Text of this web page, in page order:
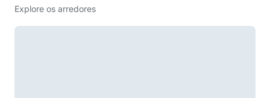
Explore os arredores